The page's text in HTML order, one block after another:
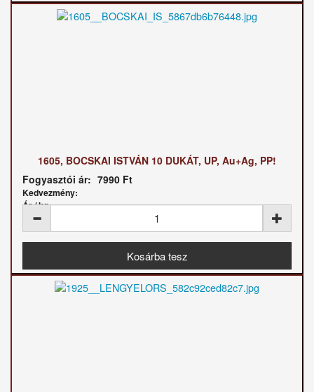
1605, BOCSKAI ISTVÁN 10 DUKÁT, UP, Au+Ag, PP!
Fogyasztói ár: 7990 Ft
Kedvezmény:
Ár / kg: